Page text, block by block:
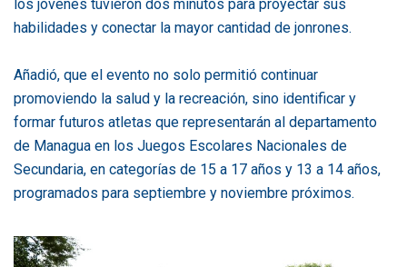
los jóvenes tuvieron dos minutos para proyectar sus
habilidades y conectar la mayor cantidad de jonrones.
Añadió, que el evento no solo permitió continuar
promoviendo la salud y la recreación, sino identificar y
formar futuros atletas que representarán al departamento
de Managua en los Juegos Escolares Nacionales de
Secundaria, en categorías de 15 a 17 años y 13 a 14 años,
programados para septiembre y noviembre próximos.